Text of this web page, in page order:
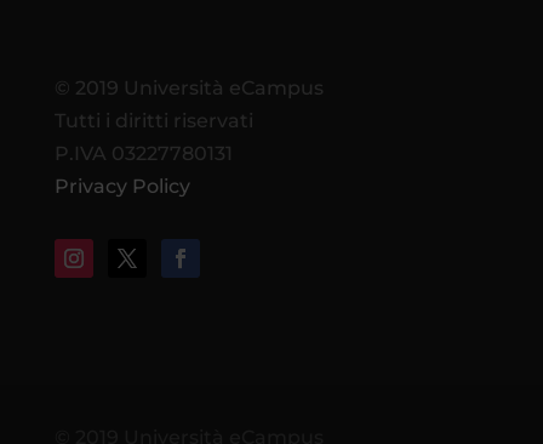
© 2019 Università eCampus
Tutti i diritti riservati
P.IVA 03227780131
Privacy Policy